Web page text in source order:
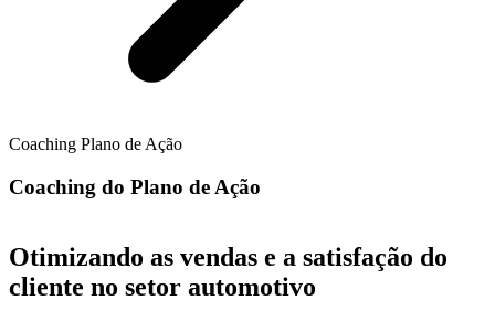
Coaching Plano de Ação
Coaching do Plano de Ação
Otimizando as vendas e a satisfação do
cliente no setor automotivo